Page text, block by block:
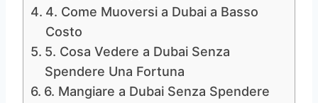
4. Come Muoversi a Dubai a Basso
Costo
5. Cosa Vedere a Dubai Senza
Spendere Una Fortuna
6. Mangiare a Dubai Senza Spendere